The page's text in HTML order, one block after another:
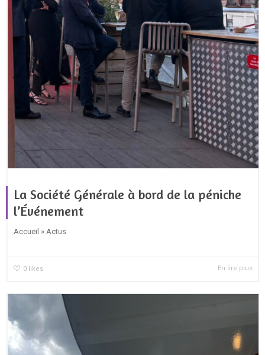
La Société Générale à bord de la péniche
l’Événement
Accueil » Actus
0 likes En lire plus